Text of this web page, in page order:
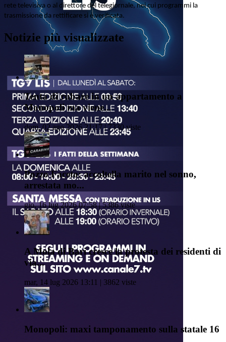
rete televisiva o al direttore del telegiornale, nei cui programmi la
trasmissione da rettificare si è verificata.
Notizie più visualizzate
Tenta di rubare in un appartamento a
Monopoli ma viene...
dom, 02 ago 2026 21:17 | 7330 viste
Pozzo Faceto: accoltella marito nel sonno,
arrestata mo...
gio, 16 lug 2026 07:58 | 5386 viste
A Mola di Bari cresce la protesta dei residenti di
via...
mar, 14 lug 2026 13:11 | 3862 viste
Monopoli: maxi tamponamento sulla statale 16